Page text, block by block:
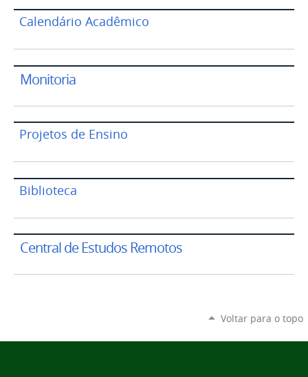
Calendário Acadêmico
Monitoria
Projetos de Ensino
Biblioteca
Central de Estudos Remotos
Voltar para o topo